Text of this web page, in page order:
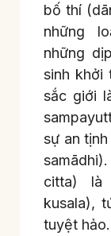
bố thí
những
những
sinh khởi
sắc giới
sự an
citta) là
kusala),
tuyệt